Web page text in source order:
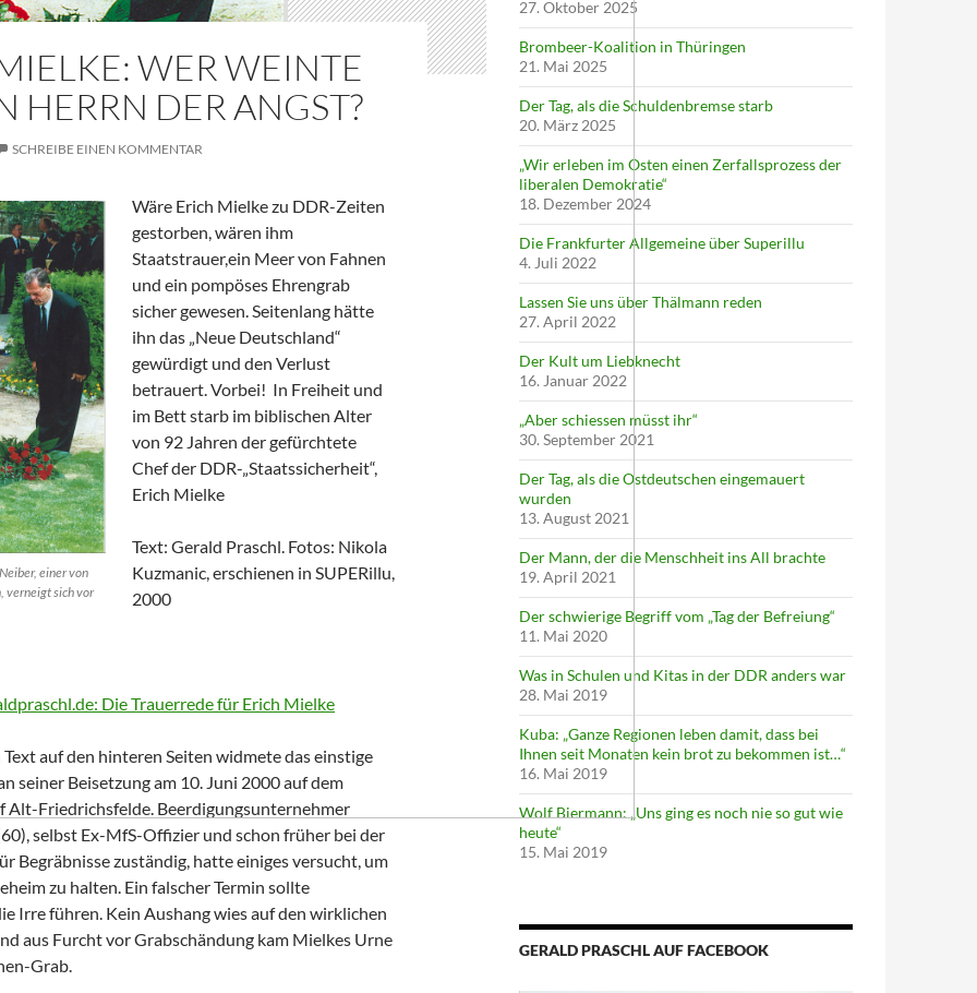
WER WEINTE
HERRN DER ANGST?
SCHREIBE EINEN KOMMENTAR
einer von
verneigt sich vor
Wäre Erich Mielke zu DDR-Zeiten
gestorben, wären ihm
Staatstrauer,ein Meer von Fahnen
und ein pompöses Ehrengrab
sicher gewesen. Seitenlang hätte
ihn das „Neue Deutschland“
gewürdigt und den Verlust
betrauert. Vorbei! In Freiheit und
im Bett starb im biblischen Alter
von 92 Jahren der gefürchtete
Chef der DDR-„Staatssicherheit“,
Erich Mielke
Text: Gerald Praschl. Fotos: Nikola
Kuzmanic, erschienen in SUPERillu,
2000
Die Trauerrede für Erich Mielke
auf den hinteren Seiten widmete das einstige
seiner Beisetzung am 10. Juni 2000 auf dem
Alt-Friedrichsfelde. Beerdigungsunternehmer
selbst Ex-MfS-Offizier und schon früher bei der
Begräbnisse zuständig, hatte einiges versucht, um
zu halten. Ein falscher Termin sollte
Irre führen. Kein Aushang wies auf den wirklichen
aus Furcht vor Grabschändung kam Mielkes Urne
Grab.
27. Oktober 2025
Brombeer-Koalition in Thüringen
21. Mai 2025
Der Tag, als die Schuldenbremse starb
20. März 2025
„Wir erleben im Osten einen Zerfallsprozess der
liberalen Demokratie“
18. Dezember 2024
Die Frankfurter Allgemeine über Superillu
4. Juli 2022
Lassen Sie uns über Thälmann reden
27. April 2022
Der Kult um Liebknecht
16. Januar 2022
„Aber schiessen müsst ihr“
30. September 2021
Der Tag, als die Ostdeutschen eingemauert
wurden
13. August 2021
Der Mann, der die Menschheit ins All brachte
19. April 2021
Der schwierige Begriff vom „Tag der Befreiung“
11. Mai 2020
Was in Schulen und Kitas in der DDR anders war
28. Mai 2019
Kuba: „Ganze Regionen leben damit, dass bei
Ihnen seit Monaten kein brot zu bekommen ist…“
16. Mai 2019
Wolf Biermann: „Uns ging es noch nie so gut wie
heute“
15. Mai 2019
GERALD PRASCHL AUF FACEBOOK